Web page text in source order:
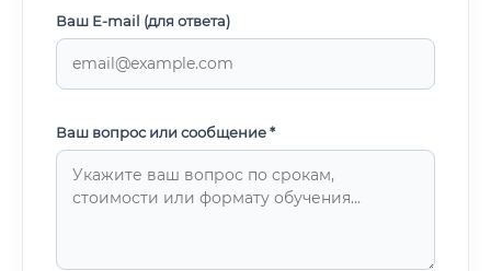
Ваш E-mail (для ответа)
Ваш вопрос или сообщение *